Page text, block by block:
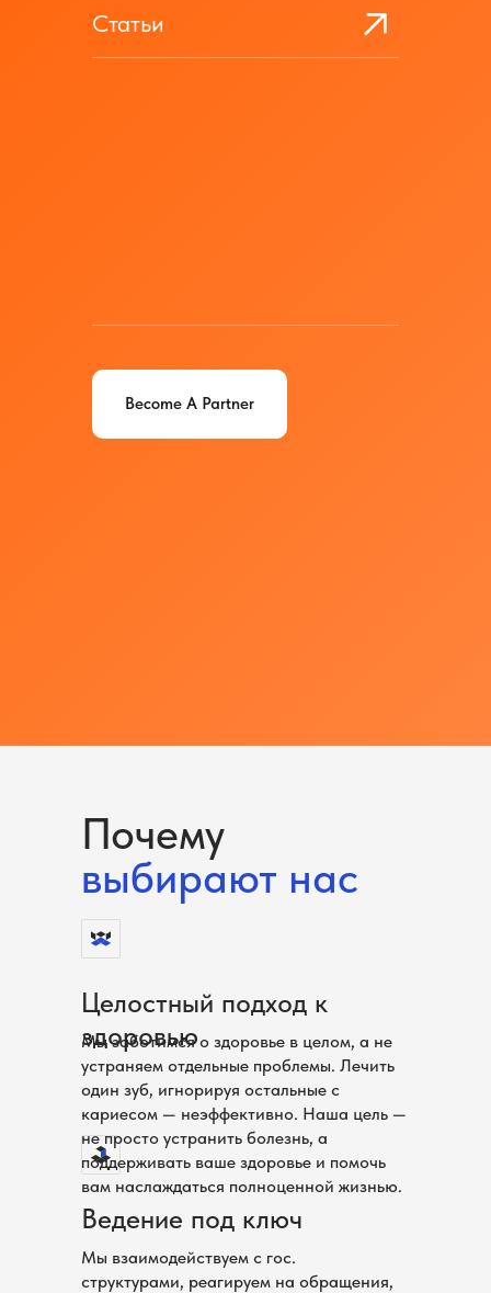
Become A Partner
Статьи
Почему
выбирают нас
Целостный подход к
здоровью
Мы заботимся о здоровье в целом, а не
устраняем отдельные проблемы. Лечить
один зуб, игнорируя остальные с
кариесом — неэффективно. Наша цель —
не просто устранить болезнь, а
поддерживать ваше здоровье и помочь
вам наслаждаться полноценной жизнью.
Ведение под ключ
Мы взаимодействуем с гос.
структурами, реагируем на обращения,